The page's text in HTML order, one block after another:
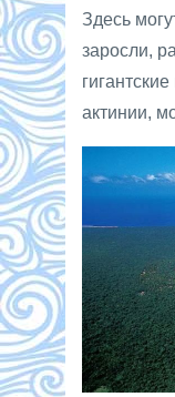
Здесь
заросли,
актинии,